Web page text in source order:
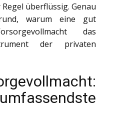
überflüssig. Genau
warum eine gut
das
der privaten